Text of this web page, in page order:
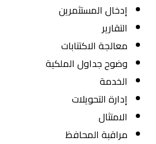
إدخال المستثمرين
التقارير
معالجة الاكتتابات
وضوح جداول الملكية
الخدمة
إدارة التحويلات
الامتثال
مراقبة المحافظ